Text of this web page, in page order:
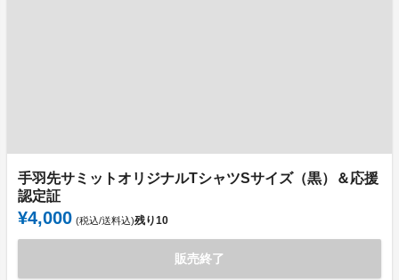
手羽先サミットオリジナルTシャツSサイズ（黒）＆応援
認定証
¥4,000 (税込/送料込)残り10
販売終了